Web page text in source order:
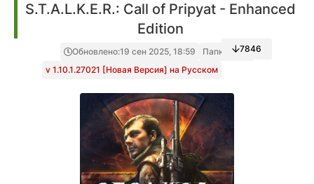
S.T.A.L.K.E.R.: Call of Pripyat - Enhanced
Edition
Обновлено:19 сен 2025, 18:59
Папка игры
v 1.10.1.27021 [Новая Версия] на Русском
7846